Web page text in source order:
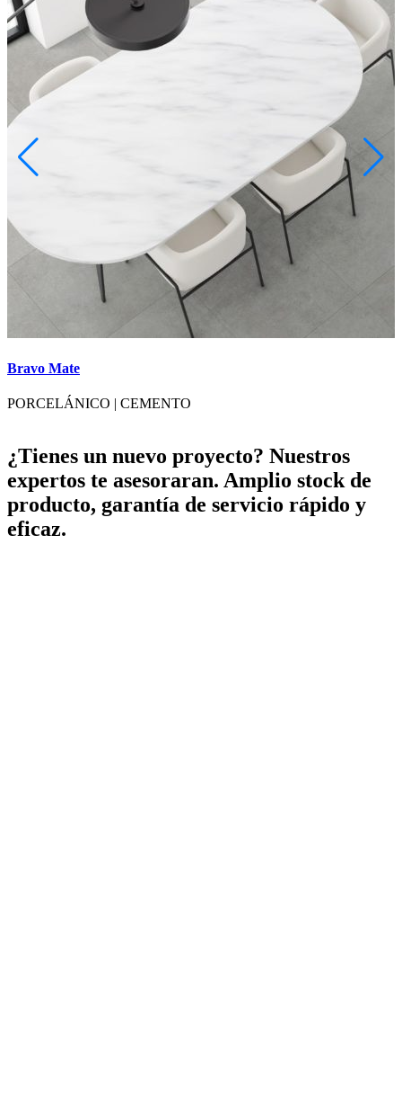
Bravo Mate
PORCELÁNICO | CEMENTO
¿Tienes un nuevo proyecto? Nuestros
expertos te asesoraran. Amplio stock de
producto, garantía de servicio rápido y
eficaz.